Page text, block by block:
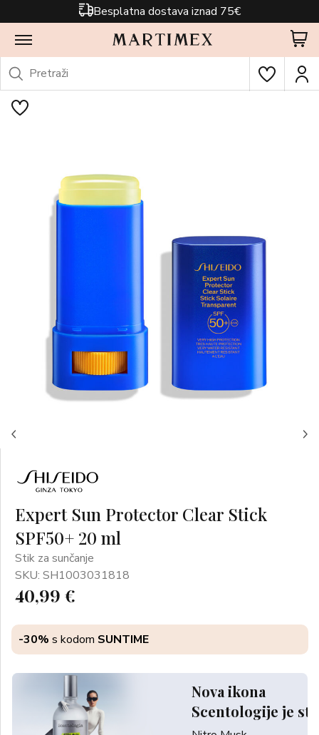
Besplatna dostava iznad 75€
Expert Sun Protector Clear Stick
SPF50+ 20 ml
Stik za sunčanje
SKU: SH1003031818
40,99 €
-30% s kodom SUNTIME
Nova ikona
Scentologije je